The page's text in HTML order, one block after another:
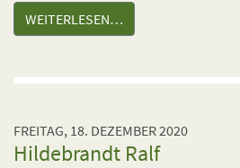
WEITERLESEN…
FREITAG, 18. DEZEMBER 2020
Hildebrandt Ralf